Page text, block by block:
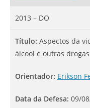
2013 – DO
Título: Aspectos da
álcool e outras drogas
Orientador: Erikson
Data da Defesa: 09/